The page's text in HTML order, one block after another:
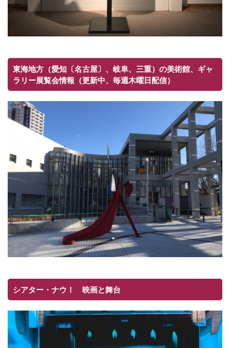
東海地方（愛知〔名古屋〕、岐阜、三重）の美術館、ギャ
ラリー展覧会情報（更新中、毎週木曜日配信）
シアター・ナウ！ 映画と舞台